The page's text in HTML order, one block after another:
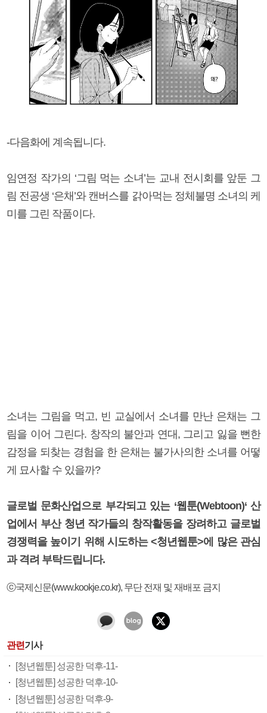
-다음화에 계속됩니다.
임연정 작가의 ‘그림 먹는 소녀’는 교내 전시회를 앞둔 그
림 전공생 ‘은채’와 캔버스를 갉아먹는 정체불명 소녀의 케
미를 그린 작품이다.
소녀는 그림을 먹고, 빈 교실에서 소녀를 만난 은채는 그
림을 이어 그린다. 창작의 불안과 연대, 그리고 잃을 뻔한
감정을 되찾는 경험을 한 은채는 불가사의한 소녀를 어떻
게 묘사할 수 있을까?
글로벌 문화산업으로 부각되고 있는 ‘웹툰(Webtoon)‘ 산
업에서 부산 청년 작가들의 창작활동을 장려하고 글로벌
경쟁력을 높이기 위해 시도하는 <청년웹툰>에 많은 관심
과 격려 부탁드립니다.
ⓒ국제신문(www.kookje.co.kr), 무단 전재 및 재배포 금지
관련기사
[청년웹툰] 성공한 덕후-11-
[청년웹툰] 성공한 덕후-10-
[청년웹툰] 성공한 덕후-9-